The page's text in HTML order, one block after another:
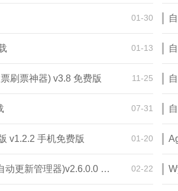
01-30
01-13
刷票神器) v3.8 免费版 11-25
07-31
v1.2.2 手机免费版 01-20
WAU Manager(自动更新管理器)v2.6.0.0 绿色版 02-22